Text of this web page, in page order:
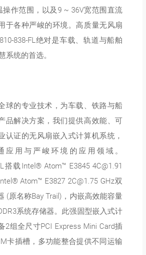
操作范围，以及9 ~ 36V宽范围直流
于各种严峻的环境。高质量无风扇
838-FL绝对是车载、轨道与船舶
系统的首选。
球的专业技术，为车载、铁路与船
品解决方案，我们提供高效能、可
认证的无风扇嵌入式计算机系统，
应用与严峻环境的应用领域。
搭载Intel® Atom™ E3845 4C@1.91
Atom™ E3827 2C@1.75 GHz双
(原名称Bay Trail)，内嵌高效能容量
系统存储器。此强固型嵌入式计
2组全尺寸PCI Express Mini Card插
卡插槽，多功能整合提供不同运输